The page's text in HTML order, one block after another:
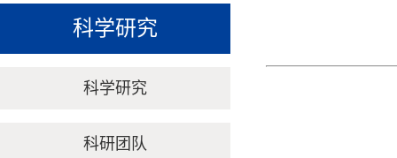
科学研究
科学研究
科研团队